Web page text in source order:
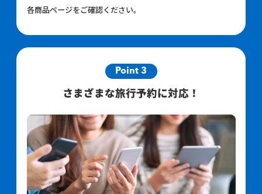
各商品ページをご確認ください。
Point 3
さまざまな旅行予約に対応！